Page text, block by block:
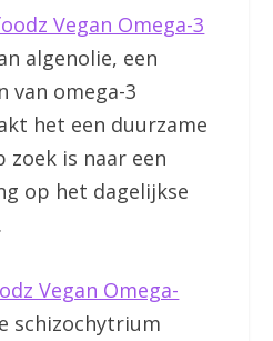
Vegan Omega-3
algenolie, een
van omega-3
het een duurzame
zoek is naar een
op het dagelijkse
Vegan Omega-
schizochytrium